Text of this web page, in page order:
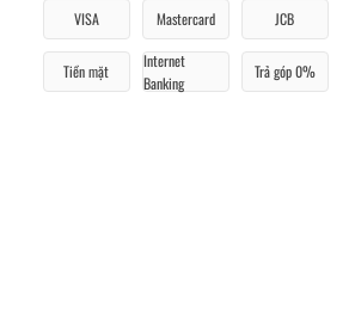
VISA Mastercard JCB
Tiền mặt
Internet
Banking
Trả góp 0%